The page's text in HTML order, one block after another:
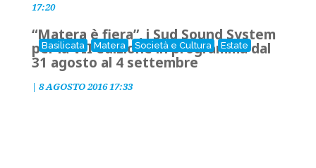
17:20
Basilicata Matera Società e Cultura Estate
“Matera è fiera”, i Sud Sound System
per la VII edizione in programma dal
31 agosto al 4 settembre
| 8 AGOSTO 2016 17:33